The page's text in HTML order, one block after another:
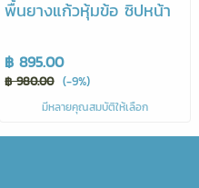
พื้นยางแก้วหุ้มข้อ ซิปหน้า
฿ 895.00
฿ 980.00 (-9%)
มีหลายคุณสมบัติให้เลือก